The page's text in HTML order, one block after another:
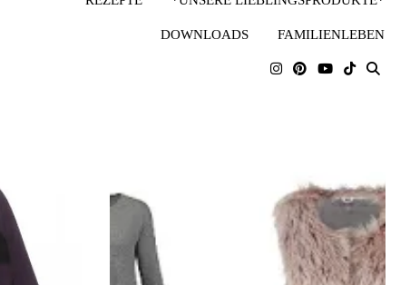
DOWNLOADS FAMILIENLEBEN